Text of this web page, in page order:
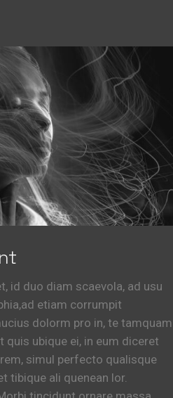
id duo diam scaevola, ad usu
etiam corrumpit
dolorm pro in, te tamquam
ubique ei, in eum diceret
simul perfecto qualisque
tibique ali quenean lor.